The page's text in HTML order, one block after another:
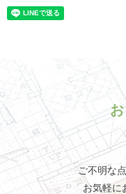
ご不明な
お気軽に